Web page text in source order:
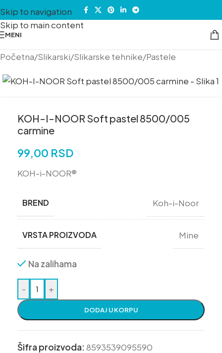
Skip to navigation
Skip to main content
MENI
Početna/Slikarski/Slikarske tehnike/Pastele
KOH-I-NOOR Soft pastel 8500/005
carmine
99,00 RSD
KOH-i-NOOR®
BREND Koh-i-Noor
VRSTA PROIZVODA Mine
Na zalihama
- +
DODAJ U KORPU
Šifra proizvoda: 8593539095590